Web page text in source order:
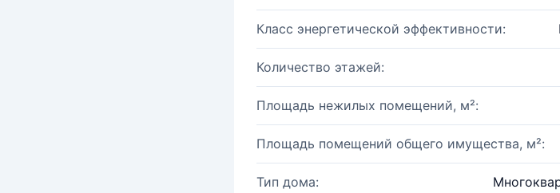
Класс энергетической эффективности:
Количество этажей:
Площадь нежилых помещений, м²:
Площадь помещений общего имущества, м²:
Тип дома: